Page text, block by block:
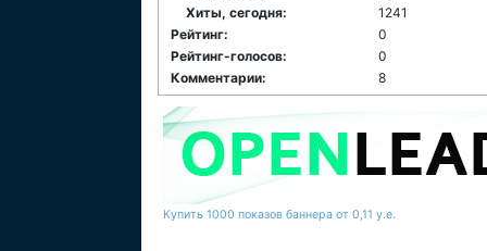
Хиты, сегодня:
1241
Рейтинг:
0
Рейтинг-голосов:
0
Комментарии:
8
Купить 1000 показов баннера от 0,11 у.е.